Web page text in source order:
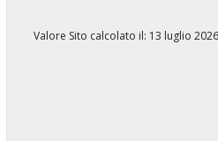
Valore Sito calcolato il: 13 luglio